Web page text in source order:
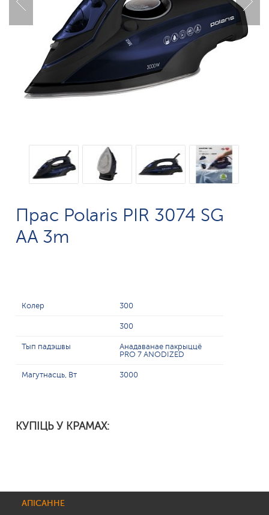
Прас Polaris PIR 3074 SG
AA 3m
Колер 300
300
Тып падэшвы
Анадаванае пакрыццё
PRO 7 ANODIZED
Магутнасць, Вт 3000
КУПІЦЬ У КРАМАХ:
АПІСАННЕ